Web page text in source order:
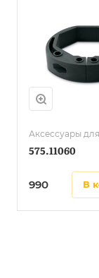
Аксессуары
575.11060
990